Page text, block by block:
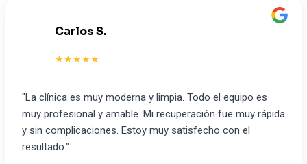
Carlos S.
★★★★★
"La clínica es muy moderna y limpia. Todo el equipo es
muy profesional y amable. Mi recuperación fue muy rápida
y sin complicaciones. Estoy muy satisfecho con el
resultado."